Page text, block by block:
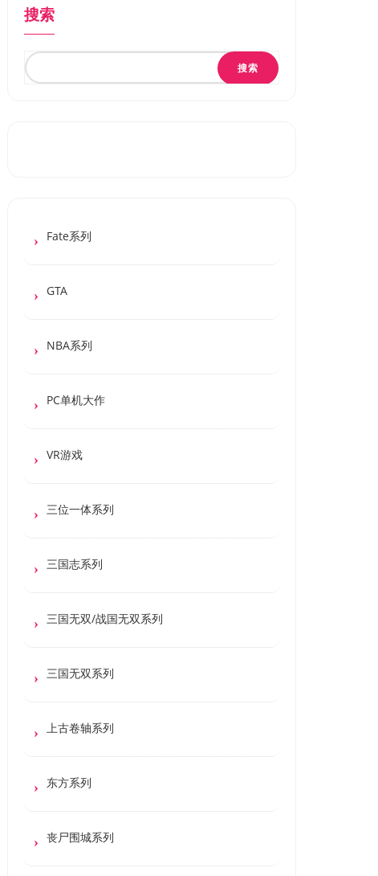
搜索
搜索
Fate系列
GTA
NBA系列
PC单机大作
VR游戏
三位一体系列
三国志系列
三国无双/战国无双系列
三国无双系列
上古卷轴系列
东方系列
丧尸围城系列